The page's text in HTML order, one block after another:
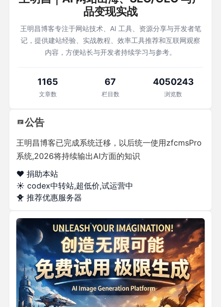
品变现实战
王明昌博客专注于网站技术、AI 工具、资源分享与开发者笔
记，提供建站经验、实战教程、效率工具推荐和互联网观察
内容，方便站长与开发者持续学习与参考。
1165
文章数
67
栏目数
4050243
浏览数
公告
王明昌博客已完成系统迁移，以后统一使用zfcmsPro
系统,2026将持续输出AI方面的知识
❤️ 捐助本站
☀️ codex中转站,超低价,试运营中
🐥 推荐优惠服务器